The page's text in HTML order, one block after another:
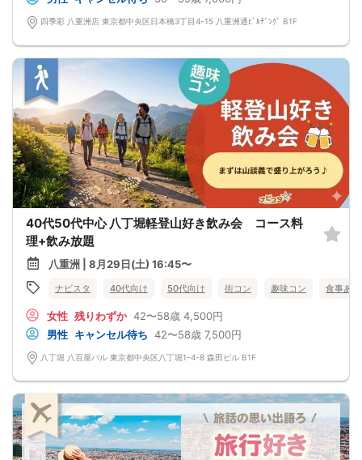
四季彩 八重洲店 東京都中央区日本橋3丁目4-15 八重洲通ﾋﾞﾙﾁﾞﾝｸﾞ B1F
40代50代中心 八丁堀軽登山好き飲み会 コース料
理+飲み放題
八重洲 | 8月29日(土) 16:45〜
ナビスタ 40代向け 50代向け 街コン 趣味コン 食事あり
女性 残りわずか 42〜58歳 4,500円
男性 キャンセル待ち 42〜58歳 7,500円
八丁堀 八百屋バル 東京都中央区八丁堀1-4-8 森田ビル B1F